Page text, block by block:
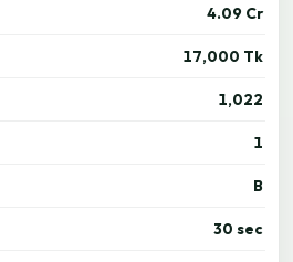
4.09 Cr
17,000 Tk
1,022
1
B
30 sec